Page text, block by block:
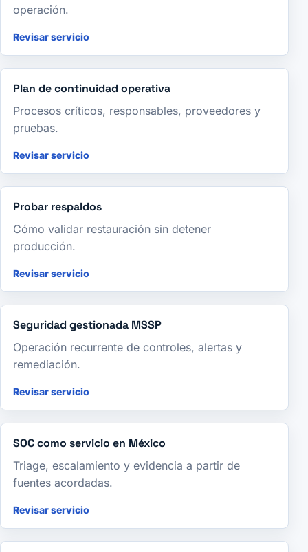
operación.
Revisar servicio
Plan de continuidad operativa
Procesos críticos, responsables, proveedores y
pruebas.
Revisar servicio
Probar respaldos
Cómo validar restauración sin detener
producción.
Revisar servicio
Seguridad gestionada MSSP
Operación recurrente de controles, alertas y
remediación.
Revisar servicio
SOC como servicio en México
Triage, escalamiento y evidencia a partir de
fuentes acordadas.
Revisar servicio